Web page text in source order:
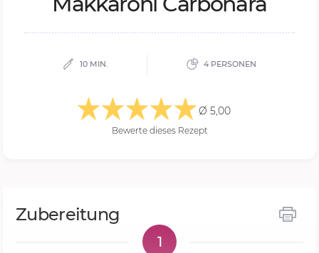
10 MIN. 4 PERSONEN
Ø 5,00
Bewerte dieses Rezept
Zubereitung
1